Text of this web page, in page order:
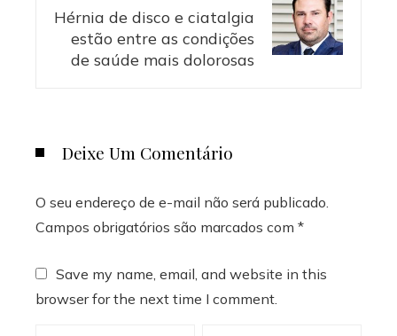
Hérnia de disco e ciatalgia
estão entre as condições
de saúde mais dolorosas
Deixe Um Comentário
O seu endereço de e-mail não será publicado.
Campos obrigatórios são marcados com *
Save my name, email, and website in this
browser for the next time I comment.